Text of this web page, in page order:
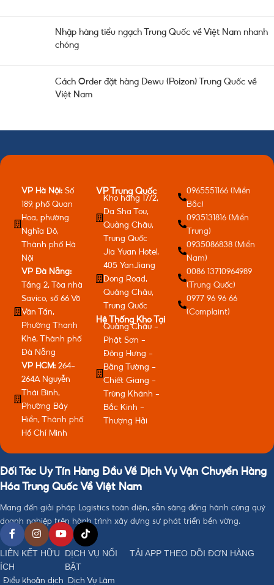
Nhập hàng tiểu ngạch Trung Quốc về Việt Nam nhanh
chóng
Cách Order đặt hàng Dewu (Poizon) Trung Quốc về
Việt Nam
VP Hà Nội: Số
189, phố Quan
Hoa, phường
Nghĩa Đô,
Thành phố Hà
Nội
VP Đà Nẵng:
Tầng 2, Tòa nhà
Savico, số 66 Võ
Văn Tần,
Phường Thanh
Khê, Thành phố
Đà Nẵng
VP HCM: 264-
264A Nguyễn
Thái Bình,
Phường Bảy
Hiền, Thành phố
Hồ Chí Minh
VP Trung Quốc
Kho hàng 17/2,
Da Sha Tou,
Quảng Châu,
Trung Quốc
Jia Yuan Hotel,
405 YanJiang
Dong Road,
Quảng Châu,
Trung Quốc
Hệ Thống Kho Tại
Quảng Châu -
Phật Sơn -
Đông Hưng -
Bằng Tường -
Chiết Giang -
Trùng Khánh -
Bắc Kinh -
Thượng Hải
0965551166 (Miền
Bắc)
0935131816 (Miền
Trung)
0935086838 (Miền
Nam)
0086 13710964989
(Trung Quốc)
0977 96 96 66
(Complaint)
Đối Tác Uy Tín Hàng Đầu Về Dịch Vụ Vận Chuyển Hàng
Hóa Trung Quốc Về Việt Nam
Mang đến giải pháp Logistics toàn diện, sẵn sàng đồng hành cùng quý
doanh nghiệp trên hành trình xây dựng sự phát triển bền vững.
LIÊN KẾT HỮU
ÍCH
Điều khoản dịch
DỊCH VỤ NỔI
BẬT
Dịch Vụ Làm
TẢI APP THEO DÕI ĐƠN HÀNG